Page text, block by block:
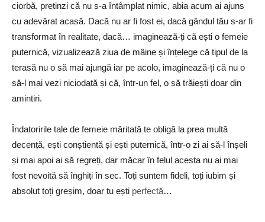
ciorbă, pretinzi că nu s-a întâmplat nimic, abia acum ai ajuns
cu adevărat acasă. Dacă nu ar fi fost ei, dacă gândul tău s-ar fi
transformat în realitate, dacă… imaginează-ți că ești o femeie
puternică, vizualizează ziua de mâine și înțelege că tipul de la
terasă nu o să mai ajungă iar pe acolo, imaginează-ți că nu o
să-l mai vezi niciodată și că, într-un fel, o să trăiești doar din
amintiri.
Îndatoririle tale de femeie măritată te obligă la prea multă
decență, ești conștientă și ești puternică, într-o zi ai să-l înșeli
și mai apoi ai să regreți, dar măcar în felul acesta nu ai mai
fost nevoită să înghiți în sec. Toți suntem fideli, toți iubim și
absolut toți greșim, doar tu ești perfectă…